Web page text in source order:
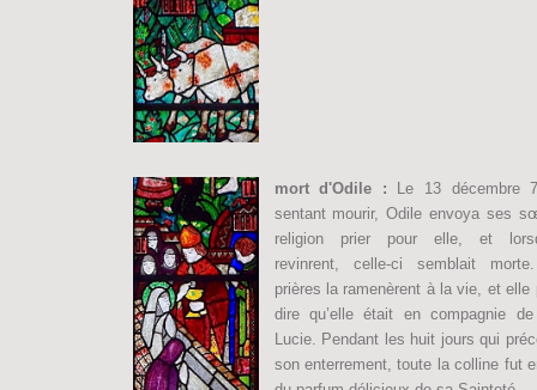
mort d'Odile : Le 13 décembre
sentant mourir, Odile envoya ses
religion prier pour elle, et
revinrent, celle-ci semblait
prières la ramenèrent à la vie, et elle
dire qu’elle était en compagnie
Lucie. Pendant les huit jours qui
son enterrement, toute la colline fut